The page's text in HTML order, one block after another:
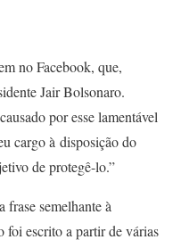
no Facebook, que,
Jair Bolsonaro.
por esse lamentável
cargo à disposição do
de protegê-lo.”
frase semelhante à
foi escrito a partir de várias